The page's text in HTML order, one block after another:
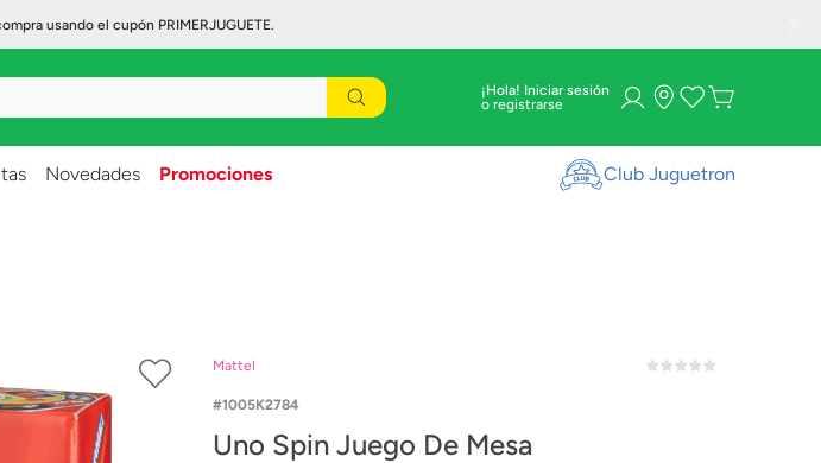
usando el cupón PRIMERJUGUETE.
¡Hola! Iniciar sesión
Novedades Promociones Club Juguetron
Mattel
1005K2784
Uno Spin Juego De Mesa